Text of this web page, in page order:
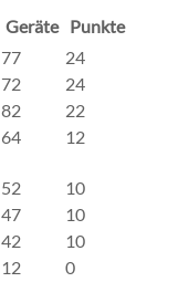
Geräte Punkte
77
24
72
24
82
22
64 12
52
10
47
10
42
10
12 0